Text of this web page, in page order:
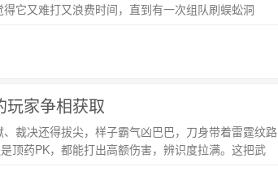
它又难打又浪费时间，直到有一次组队刷蜈蚣洞
玩家争相获取
裁决还得拔尖，样子霸气凶巴巴，刀身带着雷霆纹
顶药PK，都能打出高额伤害，辨识度拉满。这把武